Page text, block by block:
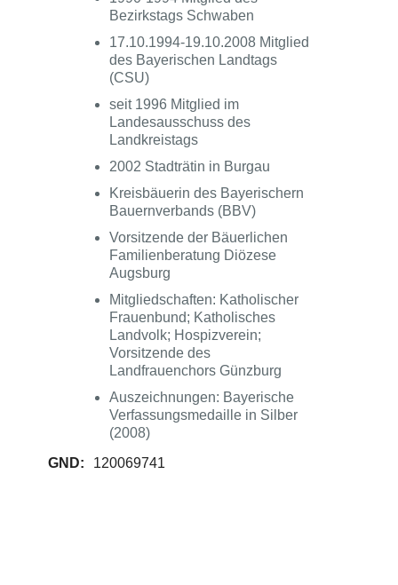
Bezirkstags Schwaben
17.10.1994-19.10.2008 Mitglied
des Bayerischen Landtags
(CSU)
seit 1996 Mitglied im
Landesausschuss des
Landkreistags
2002 Stadträtin in Burgau
Kreisbäuerin des Bayerischern
Bauernverbands (BBV)
Vorsitzende der Bäuerlichen
Familienberatung Diözese
Augsburg
Mitgliedschaften: Katholischer
Frauenbund; Katholisches
Landvolk; Hospizverein;
Vorsitzende des
Landfrauenchors Günzburg
Auszeichnungen: Bayerische
Verfassungsmedaille in Silber
(2008)
GND:
120069741